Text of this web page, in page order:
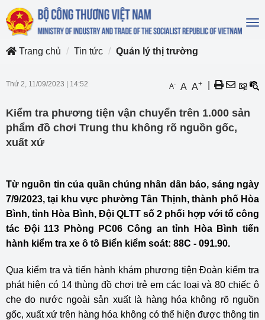
Trang chủ
Tin tức Quản lý thị trường
Thứ 2, 11/09/2023 14:52 A- A A+
Kiểm tra phương tiện vận chuyển trên 1.000 sản
phẩm đồ chơi Trung thu không rõ nguồn gốc,
xuất xứ
Từ nguồn tin của quần chúng nhân dân báo, sáng ngày
7/9/2023, tại khu vực phường Tân Thịnh, thành phố Hòa
Bình, tỉnh Hòa Bình, Đội QLTT số 2 phối hợp với tổ công
tác Đội 113 Phòng PC06 Công an tỉnh Hòa Bình tiến
hành kiểm tra xe ô tô Biển kiểm soát: 88C - 091.90.
Qua kiểm tra và tiến hành khám phương tiện Đoàn kiểm tra
phát hiện có 14 thùng đồ chơi trẻ em các loại và 80 chiếc ô
che do nước ngoài sản xuất là hàng hóa không rõ nguồn
gốc, xuất xứ trên hàng hóa không có thể hiện được thông tin